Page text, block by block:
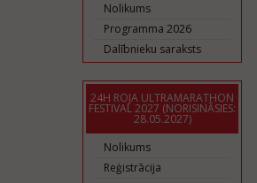
Nolikums
Programma 2026
Dalībnieku saraksts
24H ROJA ULTRAMARATHON
FESTIVAL 2027 (NORISINĀSIES:
28.05.2027)
Nolikums
Reģistrācija